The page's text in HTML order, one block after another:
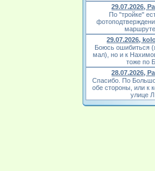
29.07.2026,
По "тройке"
29.07.2026,
Боюсь ошибиться
мал), но и к
тоже по
28.07.2026,
Спасибо. По
обе стороны, или к
улице Л